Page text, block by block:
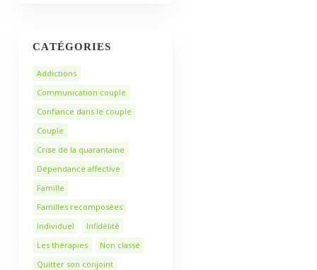
CATÉGORIES
Addictions
Communication couple
Confiance dans le couple
Couple
Crise de la quarantaine
Dépendance affective
Famille
Familles recomposées
Individuel
Infidélité
Les thérapies
Non classé
Quitter son conjoint